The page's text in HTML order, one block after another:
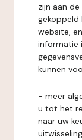
zijn aan
gekoppeld
website,
informatie
kunnen
- meer
u tot het
naar uw